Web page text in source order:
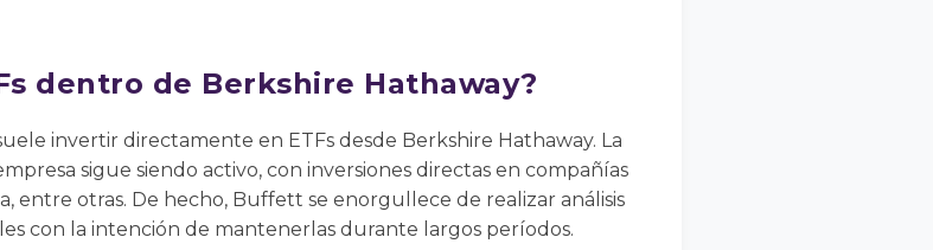
dentro de Berkshire Hathaway?
invertir directamente en ETFs desde Berkshire Hathaway. La
sigue siendo activo, con inversiones directas en compañías
entre otras. De hecho, Buffett se enorgullece de realizar análisis
con la intención de mantenerlas durante largos períodos.